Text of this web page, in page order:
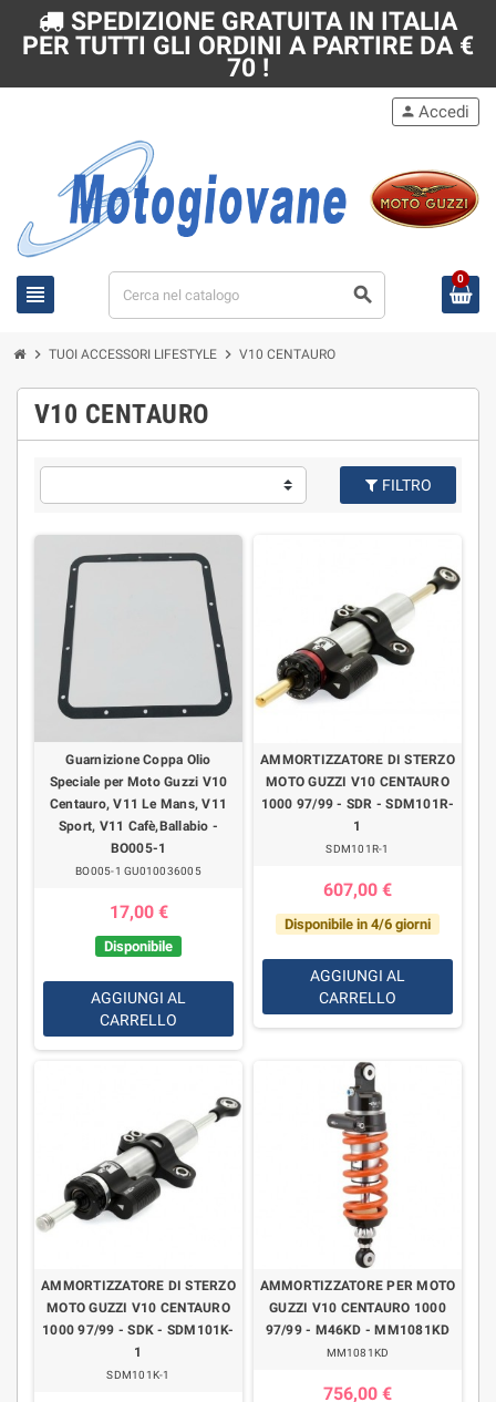
SPEDIZIONE GRATUITA IN ITALIA
PER TUTTI GLI ORDINI A PARTIRE DA €
70 !
view_headline search
person Accedi
0
chevron_right TUOI ACCESSORI LIFESTYLE chevron_right V10 CENTAURO
V10 CENTAURO
FILTRO
Guarnizione Coppa Olio
Speciale per Moto Guzzi V10
Centauro, V11 Le Mans, V11
Sport, V11 Cafè,Ballabio -
BO005-1
BO005-1 GU010036005
17,00 €
Disponibile
AGGIUNGI AL
CARRELLO
AMMORTIZZATORE DI STERZO
MOTO GUZZI V10 CENTAURO
1000 97/99 - SDR - SDM101R-
1
SDM101R-1
607,00 €
Disponibile in 4/6 giorni
AGGIUNGI AL
CARRELLO
AMMORTIZZATORE DI STERZO
MOTO GUZZI V10 CENTAURO
1000 97/99 - SDK - SDM101K-
1
SDM101K-1
AMMORTIZZATORE PER MOTO
GUZZI V10 CENTAURO 1000
97/99 - M46KD - MM1081KD
MM1081KD
756,00 €